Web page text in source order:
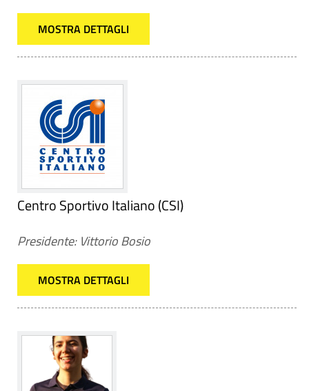
MOSTRA DETTAGLI
Centro Sportivo Italiano (CSI)
Presidente: Vittorio Bosio
MOSTRA DETTAGLI